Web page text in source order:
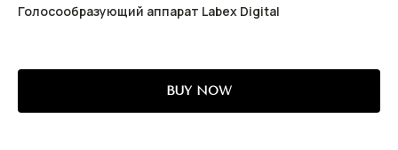
Голосообразующий аппарат Labex Digital
BUY NOW